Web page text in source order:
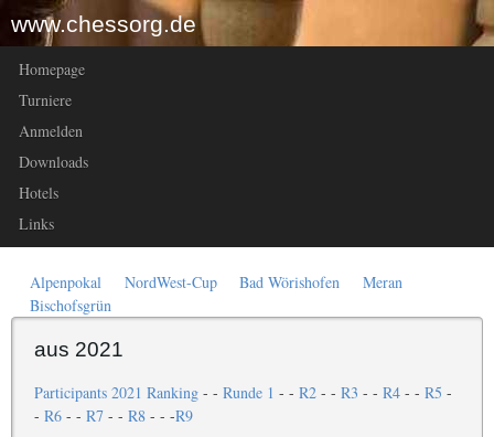
www.chessorg.de
Homepage
Turniere
Anmelden
Downloads
Hotels
Links
Alpenpokal NordWest-Cup Bad Wörishofen
Meran
Bischofsgrün
aus 2021
Participants 2021 Ranking- - Runde 1 - - R2- - R3 - - R4- - R5 -
- R6- - R7- - R8- - -R9